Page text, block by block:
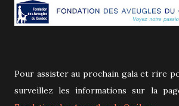
Pour assister au prochain gala et rire
surveillez les informations sur la